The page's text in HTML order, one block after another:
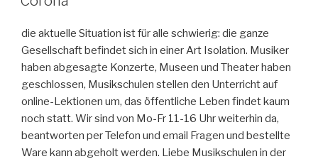
die aktuelle Situation ist für alle schwierig: die ganze
Gesellschaft befindet sich in einer Art Isolation. Musiker
haben abgesagte Konzerte, Museen und Theater haben
geschlossen, Musikschulen stellen den Unterricht auf
online-Lektionen um, das öffentliche Leben findet kaum
noch statt. Wir sind von Mo-Fr 11-16 Uhr weiterhin da,
beantworten per Telefon und email Fragen und bestellte
Ware kann abgeholt werden. Liebe Musikschulen in der